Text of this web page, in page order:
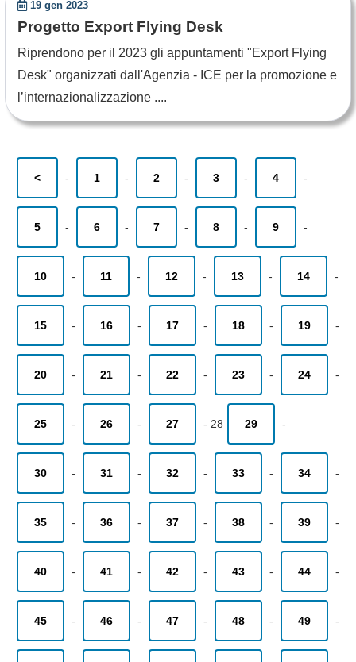
19 gen 2023
Progetto Export Flying Desk
Riprendono per il 2023 gli appuntamenti "Export Flying
Desk" organizzati dall'Agenzia - ICE per la promozione e
l’internazionalizzazione ....
< - 1 - 2 - 3 - 4 -
5 - 6 - 7 - 8 - 9 -
10 - 11 - 12 - 13 - 14 -
15 - 16 - 17 - 18 - 19 -
20 - 21 - 22 - 23 - 24 -
25 - 26 - 27 - 28 29 -
30 - 31 - 32 - 33 - 34 -
35 - 36 - 37 - 38 - 39 -
40 - 41 - 42 - 43 - 44 -
45 - 46 - 47 - 48 - 49 -